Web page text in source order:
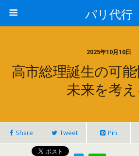
パリ代行
2025年10月10日
高市総理誕生の可
未来を考
Share Tweet Pin